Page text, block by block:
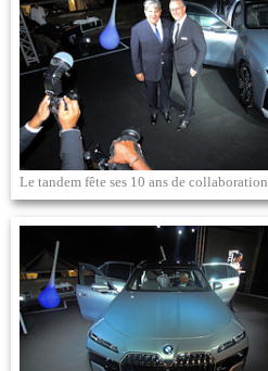
Le tandem fête ses 10 ans de collaboration